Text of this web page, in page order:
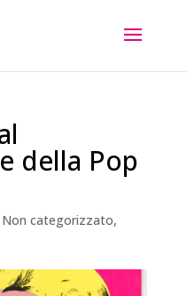
della Pop
Non categorizzato,